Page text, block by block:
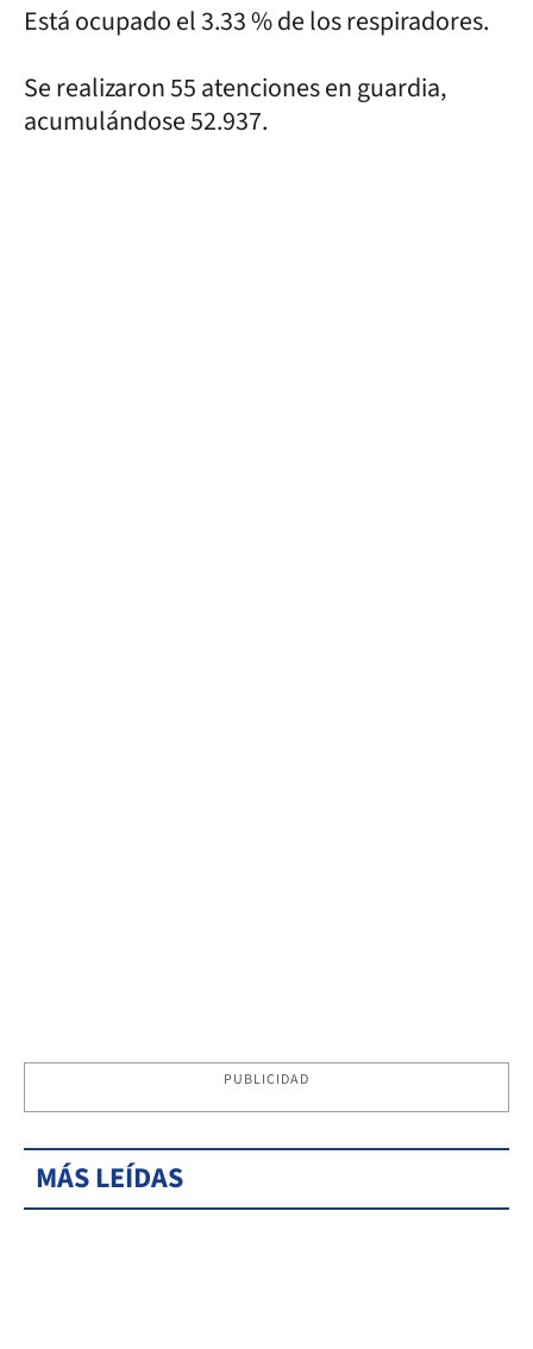
Está ocupado el 3.33 % de los respiradores.
Se realizaron 55 atenciones en guardia,
acumulándose 52.937.
PUBLICIDAD
MÁS LEÍDAS